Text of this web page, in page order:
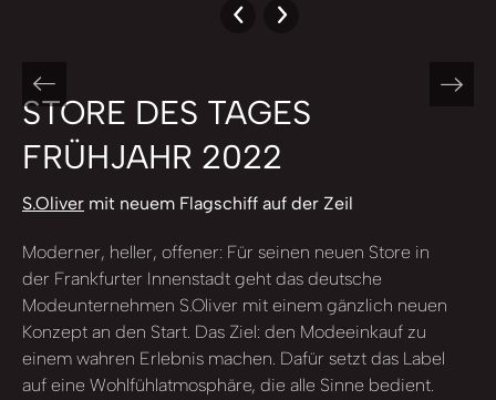
STORE DES TAGES
FRÜHJAHR 2022
S.Oliver mit neuem Flagschiff auf der Zeil
Moderner, heller, offener: Für seinen neuen Store in
der Frankfurter Innenstadt geht das deutsche
Modeunternehmen S.Oliver mit einem gänzlich neuen
Konzept an den Start. Das Ziel: den Modeeinkauf zu
einem wahren Erlebnis machen. Dafür setzt das Label
auf eine Wohlfühlatmosphäre, die alle Sinne bedient.